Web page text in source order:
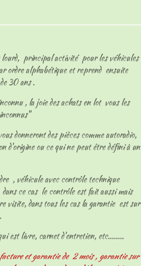
lourd, principal activité pour les véhicules
ordre alphabétique et reprend ensuite
30 ans .
, la joie des achats en lot vous les
donneront des pièces comme autoradio,
d'origine ou ce qui ne peut être défini à un
, véhicule avec contrôle technique
ce cas le contrôle est fait aussi mais
visite, dans tous les cas la garantie est sur
est livre, carnet d'entretien, etc........
et garantie de 2 mois , garantie sur